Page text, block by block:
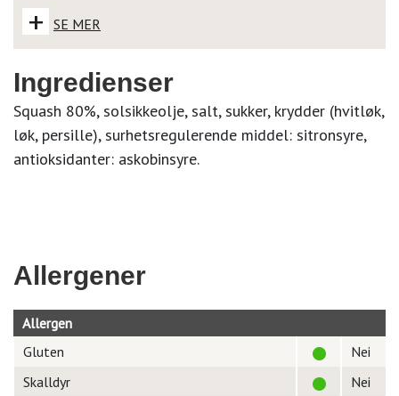
+ SE MER
Ingredienser
Squash 80%, solsikkeolje, salt, sukker, krydder (hvitløk,
løk, persille), surhetsregulerende middel: sitronsyre,
antioksidanter: askobinsyre.
Allergener
Allergen
Gluten
Nei
Skalldyr
Nei